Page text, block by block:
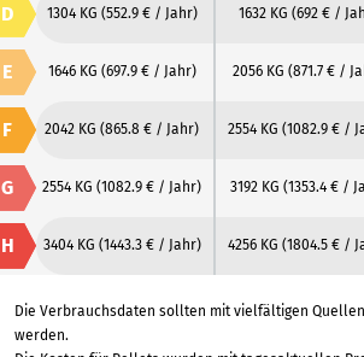
D 1304 KG (552.9 € / Jahr) 1632 KG (692 € /
E 1646 KG (697.9 € / Jahr) 2056 KG (871.7 € /
F 2042 KG (865.8 € / Jahr) 2554 KG (1082.9 € /
G 2554 KG (1082.9 € / Jahr) 3192 KG (1353.4 € /
H 3404 KG (1443.3 € / Jahr) 4256 KG (1804.5 € /
Die Verbrauchsdaten sollten mit vielfältigen
werden.